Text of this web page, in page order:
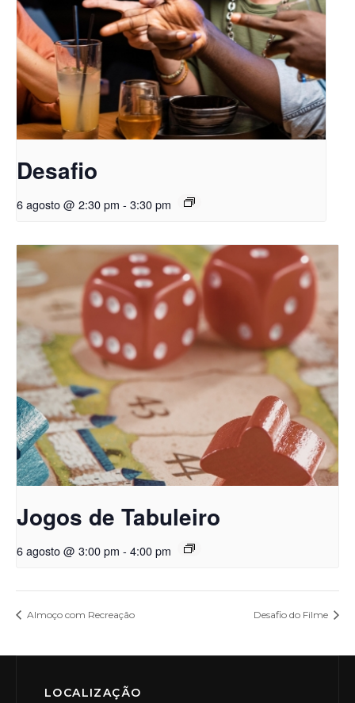
Desafio
6 agosto @ 2:30 pm - 3:30 pm
Jogos de Tabuleiro
6 agosto @ 3:00 pm - 4:00 pm
Almoço com Recreação Desafio do Filme
LOCALIZAÇÃO